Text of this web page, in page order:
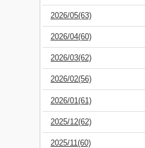
2026/05(63)
2026/04(60)
2026/03(62)
2026/02(56)
2026/01(61)
2025/12(62)
2025/11(60)